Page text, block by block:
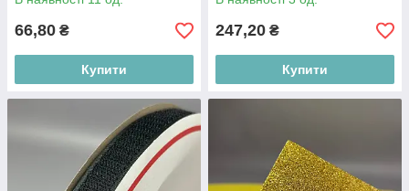
66,80 ₴
Купити
247,20 ₴
Купити